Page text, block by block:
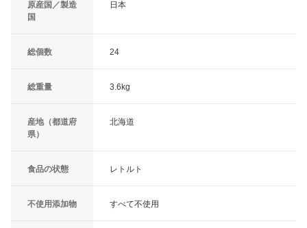
原産国／製造
国
日本
総個数 24
総重量 3.6kg
産地（都道府
県）
北海道
食品の状態 レトルト
不使用添加物 すべて不使用